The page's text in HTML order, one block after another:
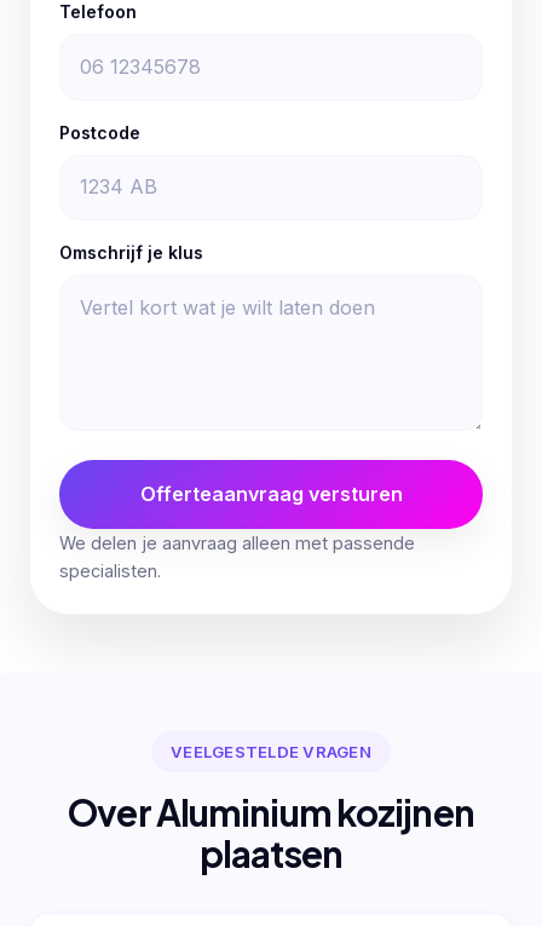
Telefoon
Postcode
Omschrijf je klus
Offerteaanvraag versturen
We delen je aanvraag alleen met passende
specialisten.
VEELGESTELDE VRAGEN
Over Aluminium kozijnen
plaatsen